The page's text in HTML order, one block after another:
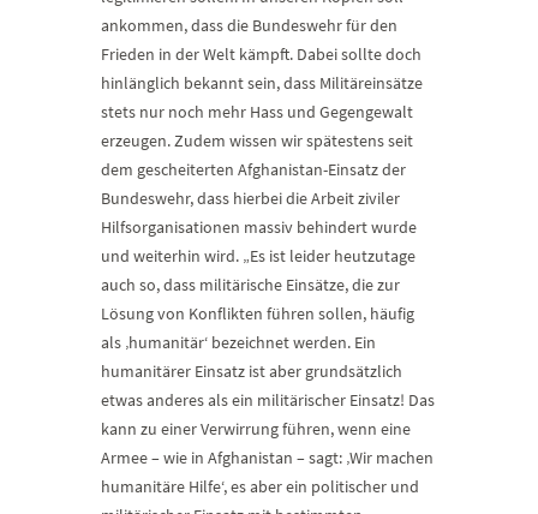
ankommen, dass die Bundeswehr für den
Frieden in der Welt kämpft. Dabei sollte doch
hinlänglich bekannt sein, dass Militäreinsätze
stets nur noch mehr Hass und Gegengewalt
erzeugen. Zudem wissen wir spätestens seit
dem gescheiterten Afghanistan-Einsatz der
Bundeswehr, dass hierbei die Arbeit ziviler
Hilfsorganisationen massiv behindert wurde
und weiterhin wird. „Es ist leider heutzutage
auch so, dass militärische Einsätze, die zur
Lösung von Konflikten führen sollen, häufig
als ‚humanitär‘ bezeichnet werden. Ein
humanitärer Einsatz ist aber grundsätzlich
etwas anderes als ein militärischer Einsatz! Das
kann zu einer Verwirrung führen, wenn eine
Armee – wie in Afghanistan – sagt: ‚Wir machen
humanitäre Hilfe‘, es aber ein politischer und